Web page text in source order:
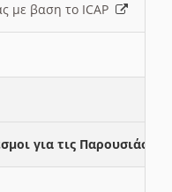
με βαση το ICAP
για τις Παρουσιάσεις